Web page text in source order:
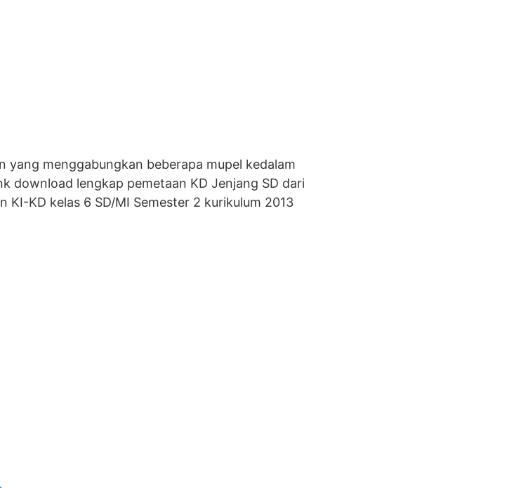
yang menggabungkan beberapa mupel kedalam
download lengkap pemetaan KD Jenjang SD dari
KI-KD kelas 6 SD/MI Semester 2 kurikulum 2013